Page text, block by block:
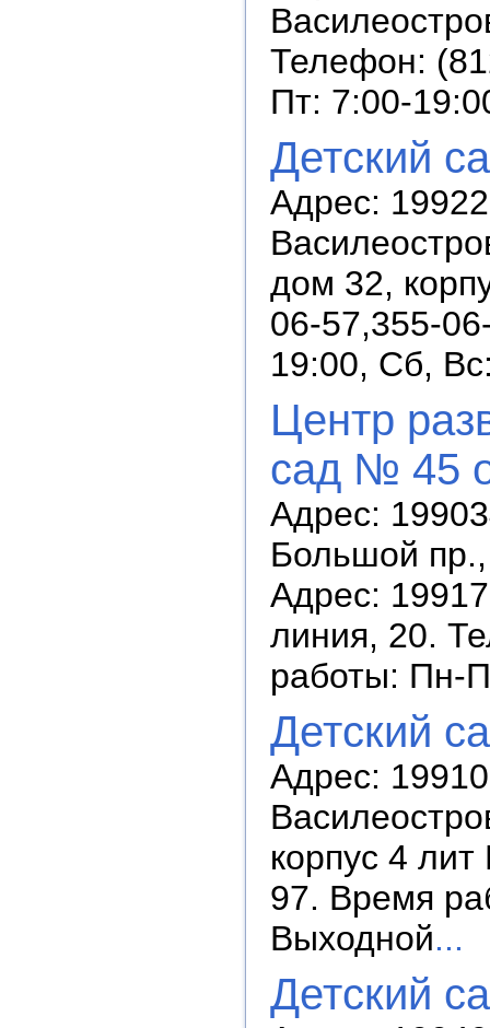
Телефон:
Пт: 7:00-
Детский
Адрес:
дом 32,
06-57,355-
19:00, Сб,
Центр
сад № 45
Адрес:
Большой
Адрес:
линия, 20.
работы: Пн-
Детский
Адрес:
корпус 4
97. Время
Выходной...
Детский